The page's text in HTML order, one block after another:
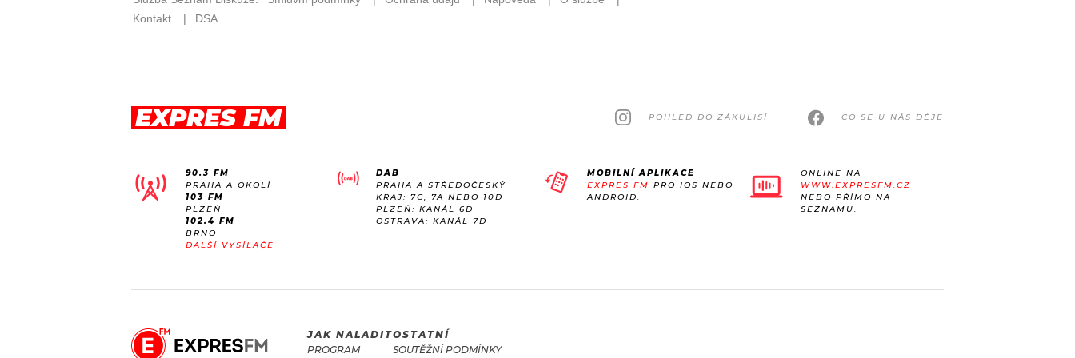
EXPRES FM POHLED DO ZÁKULISÍ CO SE U NÁS DĚJE
90.3 FM
PRAHA A OKOLÍ
103 FM
PLZEŇ
102.4 FM
BRNO
DALŠÍ VYSÍLAČE
DAB
PRAHA A STŘEDOČESKÝ
KRAJ: 7C, 7A NEBO 10D
PLZEŇ: KANÁL 6D
OSTRAVA: KANÁL 7D
MOBILNÍ APLIKACE
EXPRES FM PRO IOS NEBO
ANDROID.
ONLINE NA
WWW.EXPRESFM.CZ
NEBO PŘÍMO NA
SEZNAMU.
JAK NALADIT
PROGRAM
OSTATNÍ
SOUTĚŽNÍ PODMÍNKY